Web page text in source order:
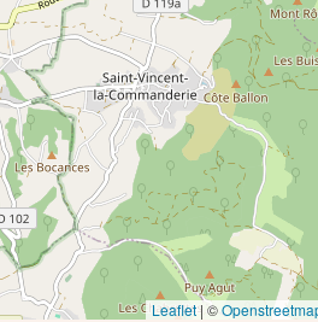
Leaflet| ©